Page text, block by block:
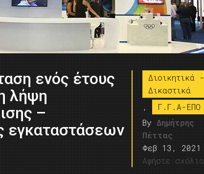
ενός έτους
λήψη
–
εγκαταστάσεων
Διοικητικά -
Δικαστικά
,
Γ.Γ.Α-ΕΠΟ
By Δημήτρης
Πέττας
Φεβ 13, 2021
Αφήστε σχόλιο